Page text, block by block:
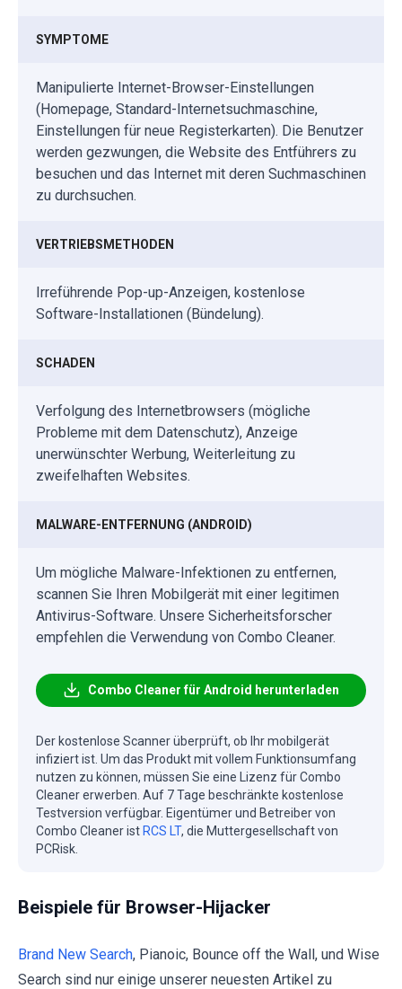
SYMPTOME
Manipulierte Internet-Browser-Einstellungen
(Homepage, Standard-Internetsuchmaschine,
Einstellungen für neue Registerkarten). Die Benutzer
werden gezwungen, die Website des Entführers zu
besuchen und das Internet mit deren Suchmaschinen
zu durchsuchen.
VERTRIEBSMETHODEN
Irreführende Pop-up-Anzeigen, kostenlose
Software-Installationen (Bündelung).
SCHADEN
Verfolgung des Internetbrowsers (mögliche
Probleme mit dem Datenschutz), Anzeige
unerwünschter Werbung, Weiterleitung zu
zweifelhaften Websites.
MALWARE-ENTFERNUNG (ANDROID)
Um mögliche Malware-Infektionen zu entfernen,
scannen Sie Ihren Mobilgerät mit einer legitimen
Antivirus-Software. Unsere Sicherheitsforscher
empfehlen die Verwendung von Combo Cleaner.
Combo Cleaner für Android herunterladen
Der kostenlose Scanner überprüft, ob Ihr mobilgerät
infiziert ist. Um das Produkt mit vollem Funktionsumfang
nutzen zu können, müssen Sie eine Lizenz für Combo
Cleaner erwerben. Auf 7 Tage beschränkte kostenlose
Testversion verfügbar. Eigentümer und Betreiber von
Combo Cleaner ist RCS LT, die Muttergesellschaft von
PCRisk.
Beispiele für Browser-Hijacker
Brand New Search, Pianoic, Bounce off the Wall, und Wise
Search sind nur einige unserer neuesten Artikel zu